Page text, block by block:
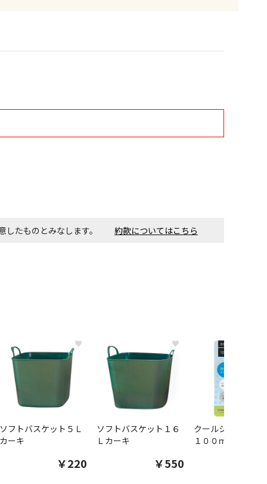
意したものとみなします。 約款についてはこちら
♥
ソフトバスケット５Ｌ
カーキ
￥220
♥
ソフトバスケット１６
Ｌカーキ
￥550
クールシャツスプ
１００ｍｌ